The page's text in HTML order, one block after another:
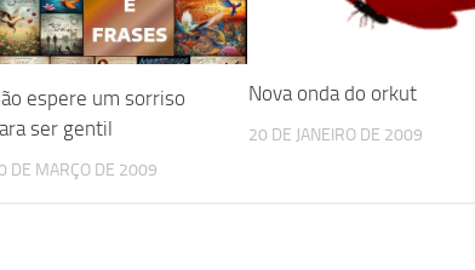
espere um sorriso
ser gentil
DE MARÇO DE 2009
Nova onda do orkut
20 DE JANEIRO DE 2009